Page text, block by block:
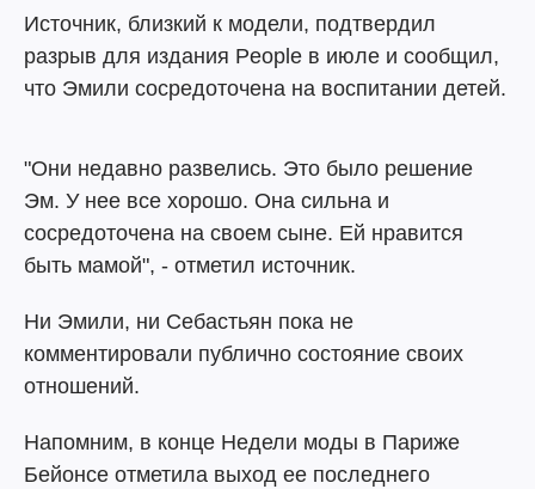
Источник, близкий к модели, подтвердил
разрыв для издания People в июле и сообщил,
что Эмили сосредоточена на воспитании детей.
"Они недавно развелись. Это было решение
Эм. У нее все хорошо. Она сильна и
сосредоточена на своем сыне. Ей нравится
быть мамой", - отметил источник.
Ни Эмили, ни Себастьян пока не
комментировали публично состояние своих
отношений.
Напомним, в конце Недели моды в Париже
Бейонсе отметила выход ее последнего